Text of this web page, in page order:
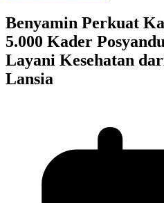
Benyamin Perkuat
5.000 Kader
Layani Kesehatan
Lansia